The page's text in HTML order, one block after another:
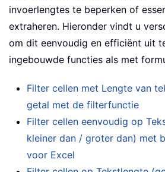
invoerlengtes te beperken of
extraheren. Hieronder vindt u
om dit eenvoudig en efficiënt uit
ingebouwde functies als met
Filter cellen met Lengte van
getal met de filterfunctie
Filter cellen eenvoudig op
kleiner dan / groter dan) met
voor Excel